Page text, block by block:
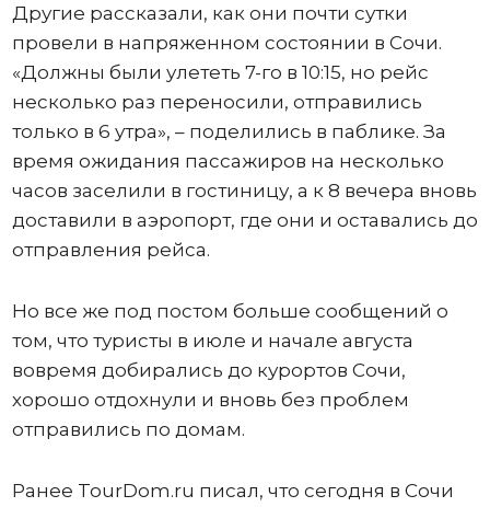
Другие рассказали, как они почти сутки
провели в напряженном состоянии в Сочи.
«Должны были улететь 7-го в 10:15, но рейс
несколько раз переносили, отправились
только в 6 утра», – поделились в паблике. За
время ожидания пассажиров на несколько
часов заселили в гостиницу, а к 8 вечера вновь
доставили в аэропорт, где они и оставались до
отправления рейса.
Но все же под постом больше сообщений о
том, что туристы в июле и начале августа
вовремя добирались до курортов Сочи,
хорошо отдохнули и вновь без проблем
отправились по домам.
Ранее TourDom.ru писал, что сегодня в Сочи